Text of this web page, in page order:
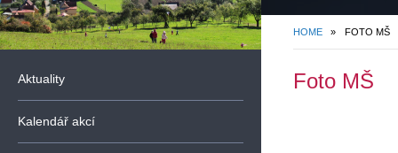
HOME » FOTO MŠ
Aktuality
Kalendář akcí
Foto MŠ